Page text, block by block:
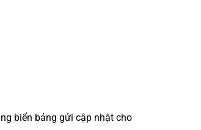
biển bảng gửi cập nhật cho